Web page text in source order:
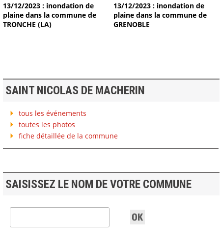
13/12/2023 : inondation de
plaine dans la commune de
TRONCHE (LA)
13/12/2023 : inondation de
plaine dans la commune de
GRENOBLE
SAINT NICOLAS DE MACHERIN
tous les événements
toutes les photos
fiche détaillée de la commune
SAISISSEZ LE NOM DE VOTRE COMMUNE